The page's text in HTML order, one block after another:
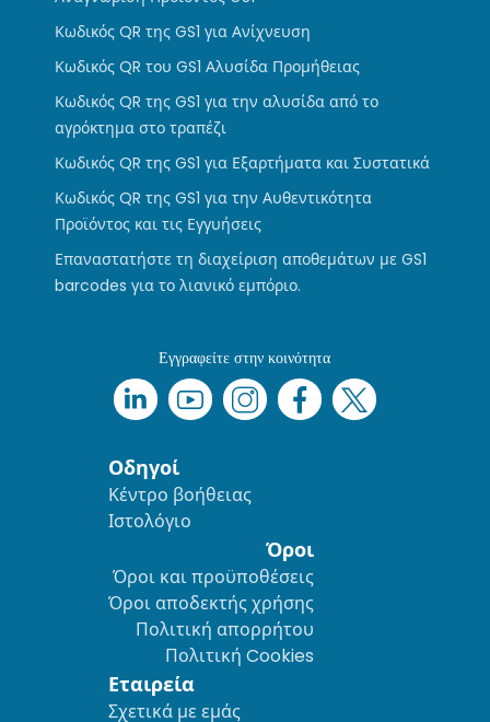
Κωδικός QR της GS1 για Ανίχνευση
Κωδικός QR του GS1 Αλυσίδα Προμήθειας
Κωδικός QR της GS1 για την αλυσίδα από το
αγρόκτημα στο τραπέζι
Κωδικός QR της GS1 για Εξαρτήματα και Συστατικά
Κωδικός QR της GS1 για την Αυθεντικότητα
Προϊόντος και τις Εγγυήσεις
Επαναστατήστε τη διαχείριση αποθεμάτων με GS1
barcodes για το λιανικό εμπόριο.
Εγγραφείτε στην κοινότητα
Οδηγοί
Κέντρο βοήθειας
Ιστολόγιο
Όροι
Όροι και προϋποθέσεις
Όροι αποδεκτής χρήσης
Πολιτική απορρήτου
Πολιτική Cookies
Εταιρεία
Σχετικά με εμάς